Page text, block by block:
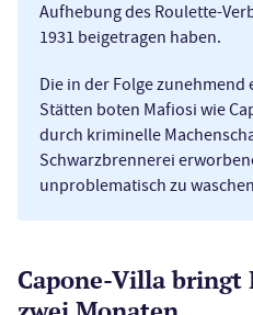
Aufhebung des Roulette-
1931 beigetragen haben.
Die in der Folge
Stätten boten Mafiosi wie
durch kriminelle
Schwarzbrennerei
unproblematisch zu
Capone-Villa bringt